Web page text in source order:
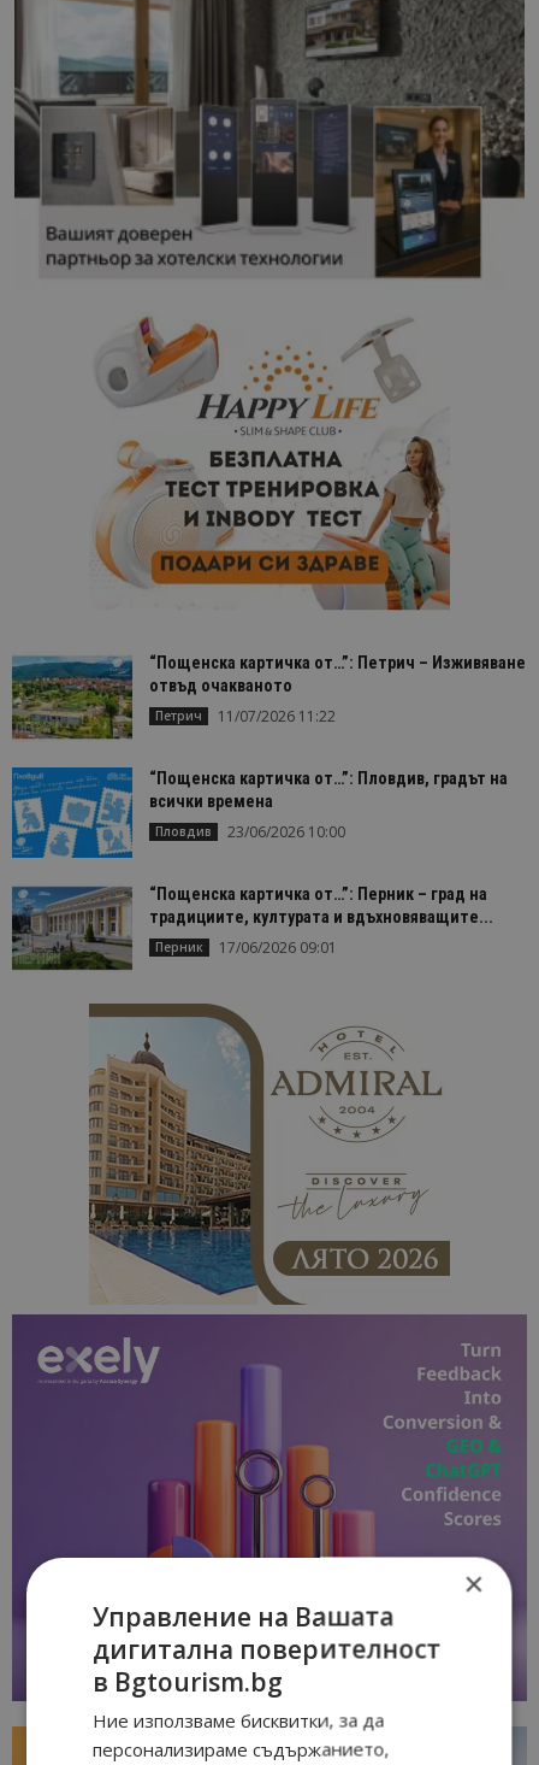
“Пощенска картичка от…”: Петрич – Изживяване
отвъд очакваното
Петрич 11/07/2026 11:22
“Пощенска картичка от…”: Пловдив, градът на
всички времена
Пловдив 23/06/2026 10:00
“Пощенска картичка от…”: Перник – град на
традициите, културата и вдъхновяващите...
Перник 17/06/2026 09:01
×
Управление на Вашата
дигитална поверителност
в Bgtourism.bg
Ние използваме бисквитки, за да
персонализираме съдържанието,